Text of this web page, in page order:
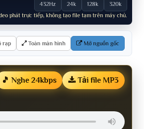
432Hz 24k 128k
320k
phát trực tiếp, không tạo file tạm trên máy chủ.
rạp Toàn màn hình Mở nguồn gốc
🎵 Nghe 24kbps Tải file MP3